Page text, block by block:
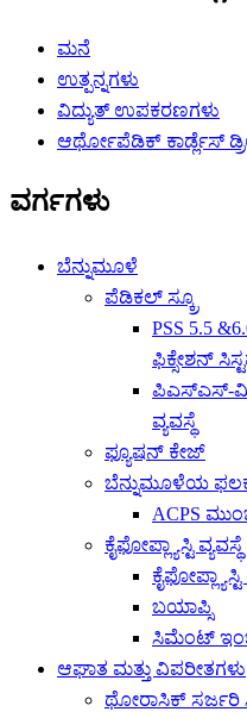
ಮನೆ
ಉತ್ಪನ್ನಗಳು
ವಿದ್ಯುತ್ ಉಪಕರಣಗಳು
ಆರ್ಥೋಪೆಡಿಕ್ ಕಾರ್ಡ್ಲೆಸ್
ವರ್ಗಗಳು
ಬೆನ್ನುಮೂಳೆ
ಪೆಡಿಕಲ್ ಸ್ಕ್ರೂ
PSS 5.5
ಫಿಕ್ಸೇಶನ್
ಪಿಎಸ್ಎಸ್-ಮಿಸ್
ವ್ಯವಸ್ಥೆ
ಫ್ಯೂಷನ್ ಕೇಜ್
ಬೆನ್ನುಮೂಳೆಯ
ACPS
ಕೈಫೋಪ್ಲ್ಯಾಸ್ಟಿ ವ್ಯವಸ್ಥೆ
ಬಯಾಪ್ಸಿ
ಸಿಮೆಂಟ್
ಆಘಾತ ಮತ್ತು ವಿಪರೀತಗಳು
ಥೋರಾಸಿಕ್ ಸರ್ಜರಿ